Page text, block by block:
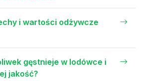
i wartości odżywcze
gęstnieje w lodówce i
jakość?